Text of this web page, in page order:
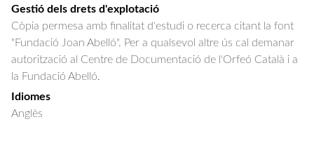
Gestió dels drets d'explotació
Còpia permesa amb finalitat d'estudi o recerca citant la font
"Fundació Joan Abelló". Per a qualsevol altre ús cal demanar
autorització al Centre de Documentació de l'Orfeó Català i a
la Fundació Abelló.
Idiomes
Anglès